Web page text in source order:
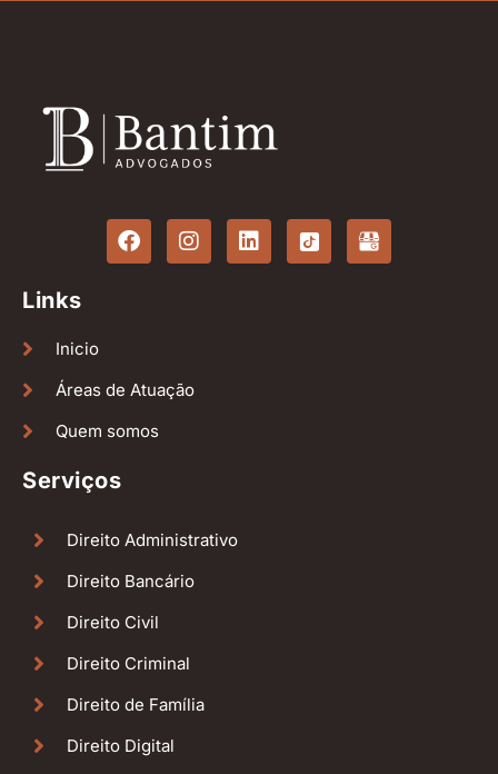
Links
Inicio
Áreas de Atuação
Quem somos
Serviços
Direito Administrativo
Direito Bancário
Direito Civil
Direito Criminal
Direito de Família
Direito Digital